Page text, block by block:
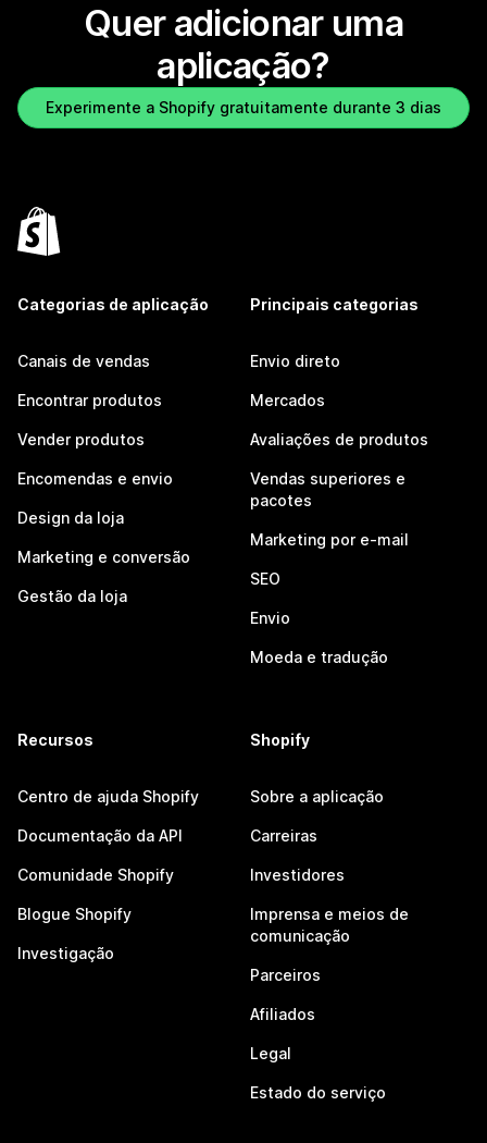
Quer adicionar uma
aplicação?
Experimente a Shopify gratuitamente durante 3 dias
Categorias de aplicação
Canais de vendas
Encontrar produtos
Vender produtos
Encomendas e envio
Design da loja
Marketing e conversão
Gestão da loja
Principais categorias
Envio direto
Mercados
Avaliações de produtos
Vendas superiores e
pacotes
Marketing por e-mail
SEO
Envio
Moeda e tradução
Recursos
Centro de ajuda Shopify
Documentação da API
Comunidade Shopify
Blogue Shopify
Investigação
Shopify
Sobre a aplicação
Carreiras
Investidores
Imprensa e meios de
comunicação
Parceiros
Afiliados
Legal
Estado do serviço